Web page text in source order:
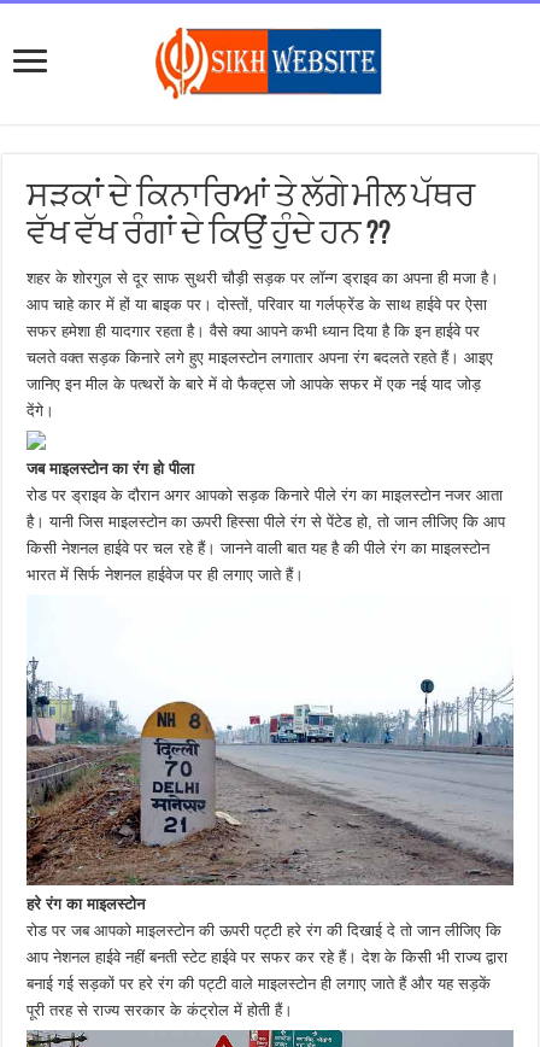
ਸੜਕਾਂ ਦੇ ਕਿਨਾਰਿਆਂ ਤੇ ਲੱਗੇ ਮੀਲ ਪੱਥਰ
ਵੱਖ ਵੱਖ ਰੰਗਾਂ ਦੇ ਕਿਉਂ ਹੁੰਦੇ ਹਨ ??
शहर के शोरगुल से दूर साफ सुथरी चौड़ी सड़क पर लॉन्ग ड्राइव का अपना ही मजा है।
आप चाहे कार में हों या बाइक पर। दोस्तों, परिवार या गर्लफ्रेंड के साथ हाईवे पर ऐसा
सफर हमेशा ही यादगार रहता है। वैसे क्या आपने कभी ध्यान दिया है कि इन हाईवे पर
चलते वक्त सड़क किनारे लगे हुए माइलस्टोन लगातार अपना रंग बदलते रहते हैं। आइए
जानिए इन मील के पत्‍थरों के बारे में वो फैक्‍ट्स जो आपके सफर में एक नई याद जोड़
देंगे।
जब माइलस्टोन का रंग हो पीला
रोड पर ड्राइव के दौरान अगर आपको सड़क किनारे पीले रंग का माइलस्टोन नजर आता
है। यानी जिस माइलस्टोन का ऊपरी हिस्सा पीले रंग से पेंटेड हो, तो जान लीजिए कि आप
किसी नेशनल हाईवे पर चल रहे हैं। जानने वाली बात यह है की पीले रंग का माइलस्टोन
भारत में सिर्फ नेशनल हाईवेज पर ही लगाए जाते हैं।
हरे रंग का माइलस्टोन
रोड पर जब आपको माइलस्टोन की ऊपरी पट्टी हरे रंग की दिखाई दे तो जान लीजिए कि
आप नेशनल हाईवे नहीं बनती स्टेट हाईवे पर सफर कर रहे हैं। देश के किसी भी राज्य द्वारा
बनाई गई सड़कों पर हरे रंग की पट्टी वाले माइलस्टोन ही लगाए जाते हैं और यह सड़कें
पूरी तरह से राज्य सरकार के कंट्रोल में होती हैं।